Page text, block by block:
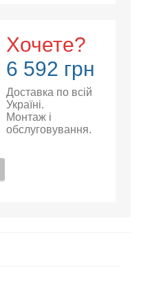
Хочете?
6 592 грн
Доставка по всій
Україні.
Монтаж і
обслуговування.